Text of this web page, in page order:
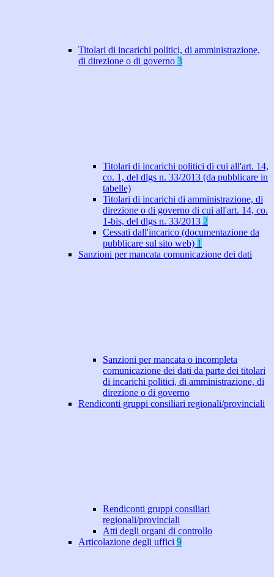
Titolari di incarichi politici, di amministrazione,
di direzione o di governo 3
Titolari di incarichi politici di cui all'art. 14,
co. 1, del dlgs n. 33/2013 (da pubblicare in
tabelle)
Titolari di incarichi di amministrazione, di
direzione o di governo di cui all'art. 14, co.
1-bis, del dlgs n. 33/2013 2
Cessati dall'incarico (documentazione da
pubblicare sul sito web) 1
Sanzioni per mancata comunicazione dei dati
Sanzioni per mancata o incompleta
comunicazione dei dati da parte dei titolari
di incarichi politici, di amministrazione, di
direzione o di governo
Rendiconti gruppi consiliari regionali/provinciali
Rendiconti gruppi consiliari
regionali/provinciali
Atti degli organi di controllo
Articolazione degli uffici 9